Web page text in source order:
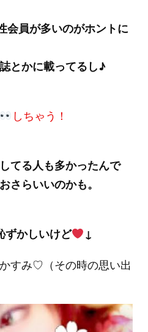
会員が多いのがホントに
とかに載ってるし♪
しちゃう！
てる人も多かったんで
さらいいのかも。
ずかしいけど
↓
すみ♡（その時の思い出